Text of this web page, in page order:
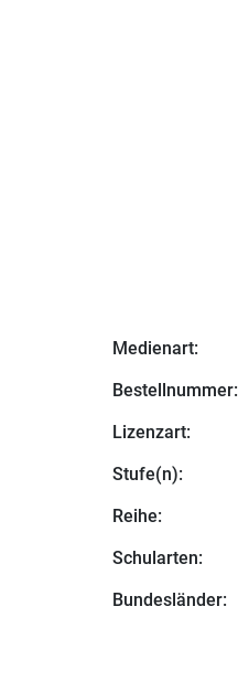
Medienart:
Bestellnummer:
Lizenzart:
Stufe(n):
Reihe:
Schularten:
Bundesländer: